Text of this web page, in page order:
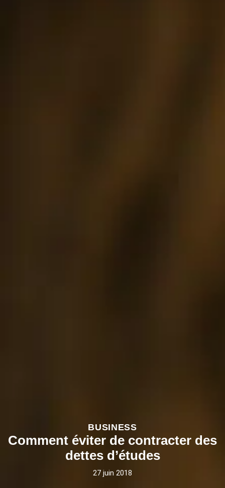
BUSINESS
Comment éviter de contracter des
dettes d’études
27 juin 2018